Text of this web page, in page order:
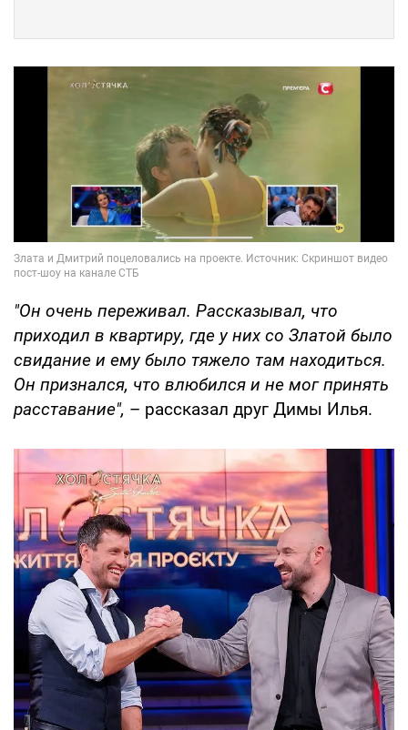
"Он очень переживал. Рассказывал, что
приходил в квартиру, где у них со Златой было
свидание и ему было тяжело там находиться.
Он признался, что влюбился и не мог принять
расставание", – рассказал друг Димы Илья.